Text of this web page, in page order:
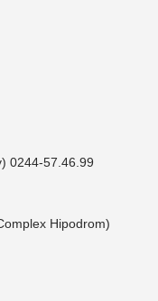
0244-57.46.99
Hipodrom)